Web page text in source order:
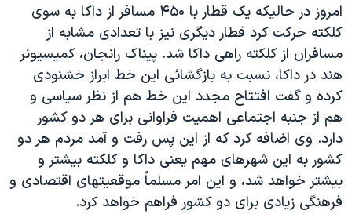
حقوق شهروندی
اقتصادی
علم و فناوری
اسرائیل در جنگ
گالری عکس
آرشیو پخش زنده
انتخابات ریاست جمهوری آمریکا ۲۰۲۴
حمله جمهوری اسلامی به اسرائیل
رمز مهسا
ورزش زنان در ایران
اعتراضات زن، زندگی، آزادی
مجموعه مستندهای دادخواهی
تریبونال مردمی آبان ۹۸
زبانهای مختلف
امروز در حاليکه يک قطار با ۴۵۰ مسافر از داکا به سوی
کلکته حرکت کرد قطار ديگری نيز با تعدادی مشابه از
مسافران از کلکته راهی داکا شد. پيناک رانجان، کميسيونر
هند در داکا، نسبت به بازگشائی اين خط ابراز خشنودی
کرده و گفت افتتاح مجدد اين خط هم از نظر سياسی و
هم از جنبه اجتماعی اهميت فراوانی برای هر دو کشور
دارد. وی اضافه کرد که از اين پس رفت و آمد مردم هر دو
کشور به اين شهرهای مهم يعنی داکا و کلکته بيشتر و
بيشتر خواهد شد، و اين امر مسلماً موقعيتهای اقتصادی و
فرهنگی زيادی برای دو کشور فراهم خواهد کرد.